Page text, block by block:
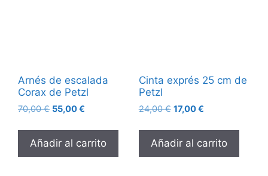
Arnés de escalada
Corax de Petzl
70,00€ 55,00€
Añadir al carrito
Cinta exprés 25 cm de
Petzl
24,00€ 17,00€
Añadir al carrito